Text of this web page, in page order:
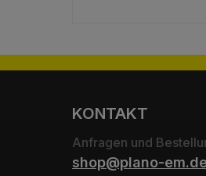
KONTAKT
Anfragen und
shop@plano-